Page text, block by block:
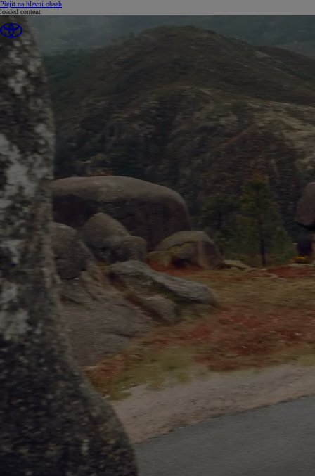
Přejít na hlavní obsah(Press Enter)
loaded content